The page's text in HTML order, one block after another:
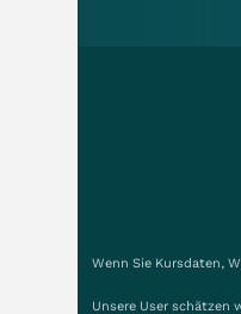
Wenn Sie Kursdaten,
Unsere User schätzen